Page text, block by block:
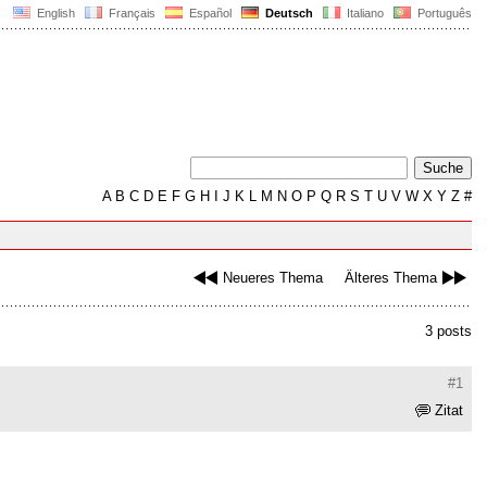
English Français Español Deutsch Italiano Português
AB C D E F G H J K L M N O P Q R S T U V W X Y Z #
Neueres Thema Älteres Thema
3 posts
#1
Zitat